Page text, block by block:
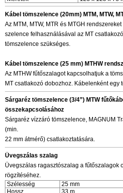
Kábel tömszelence (20mm) MTM, MTW,
Az MTM, MTW, MTR és MTGH
szelence felhasználásával az MT
tömszelence szükséges.
Kábel tömszelence (25 mm) MTHW
Az MTHW fűtőszalagot kapcsolhatjuk a
MT csatlakozó dobozhoz. Kábelenként egy
Sárgaréz tömszelence (3/4”) MTW
összekapcsolásához
Sárgaréz vízzáró tömszelence, MAGNUM
(min.
22 mm átmérő) csatlakoztatására.
Üvegszálas szalag
Üvegszálas ragasztószalag a fűtőszalagok
rögzítéséhez.
Szélesség
25 mm
Hossz
33 m